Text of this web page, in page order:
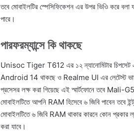
তবে মোবাইলটির স্পেসিফিকেশন এর উপর ভিওি করে বলা
পারে।
পারফরম্যান্সে কি থাকছে
Unisoc Tiger T612 এর ১২ ন্যানোমিটার চিপসেট এই
Android 14 থাকছে ও Realme UI এর লেটেস্ট
প্রসেসর লক্ষ করা গিয়েছে এই স্মার্টফোনে তবে Mali-
মোবাইলটিতে আপনি RAM হিসেবে ৬ জিবি পাবেন তবে
মোবাইলটিতে ৬ জিবি RAM থাকার কারনে কোন প্রকার
করা যাবে।